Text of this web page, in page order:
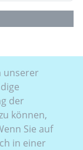
unserer
der
können,
Sie auf
in einer